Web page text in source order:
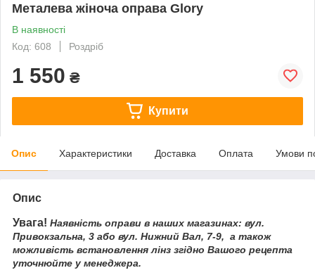
Металева жіноча оправа Glory
В наявності
Код: 608
Роздріб
1 550 ₴
Купити
Опис Характеристики Доставка Оплата Умови
Опис
Увага! Наявність оправи в наших магазинах: вул.
Привокзальна, 3 або вул. Нижний Вал, 7-9, а також
можливість встановлення лінз згідно Вашого рецепта
уточнюйте у менеджера.